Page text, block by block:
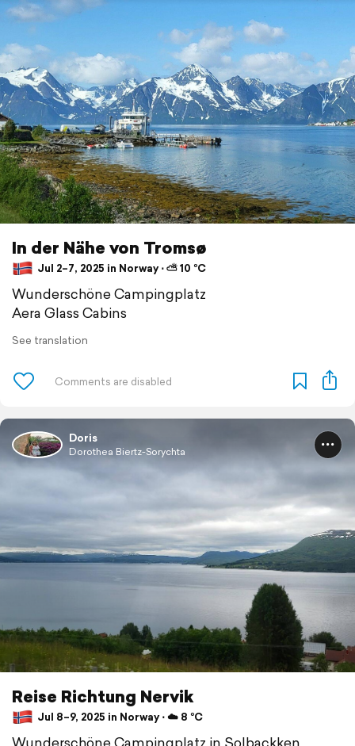
In der Nähe von Tromsø
Jul 2–7, 2025 in Norway ⋅ ⛅ 10 °C
Wunderschöne Campingplatz
Aera Glass Cabins
See translation
Doris
Dorothea Biertz-Sorychta
Reise Richtung Nervik
Jul 8–9, 2025 in Norway ⋅ ☁️ 8 °C